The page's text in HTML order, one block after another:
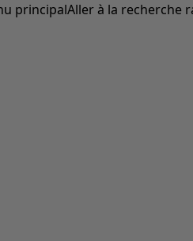
principalAller à la recherche